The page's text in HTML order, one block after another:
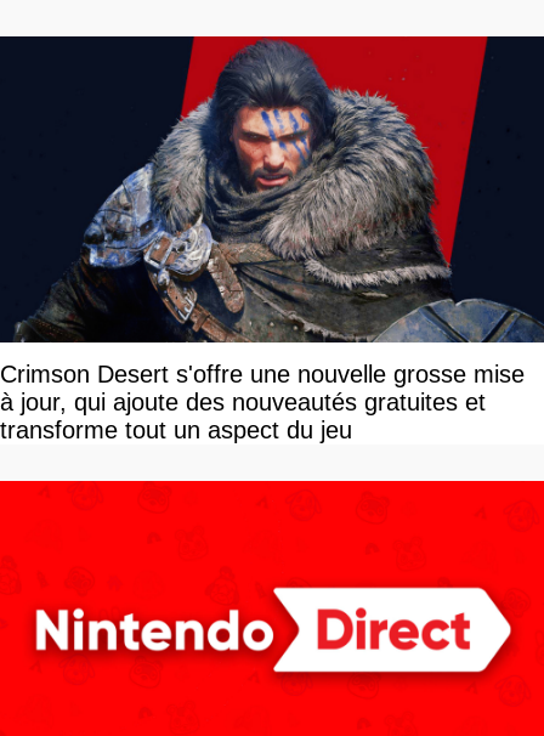
Crimson Desert s'offre une nouvelle grosse mise
à jour, qui ajoute des nouveautés gratuites et
transforme tout un aspect du jeu